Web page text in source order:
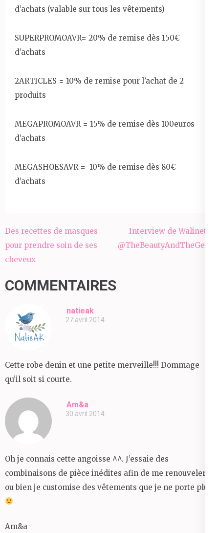
d’achats (valable sur tous les vêtements)
SUPERPROMOAVR= 20% de remise dès 150€
d’achats
2ARTICLES = 10% de remise pour l’achat de 2
produits
MEGAPROMOAVR = 15% de remise dès 100euros
d’achats
MEGASHOESAVR = 10% de remise dès 80€
d’achats
Navigation
de
l’article
Des recettes de masques
pour prendre soin de ses
cheveux
Interview de Walinette
@TheBeautyAndTheGeek
COMMENTAIRES
natieak
27 avril 2014
Cette robe denin et une petite merveille!!! Dommage
qu’il soit si courte.
Am&a
30 avril 2014
Oh je connais cette angoisse ^^. J’essaie des
combinaisons de pièce inédites afin de me renouveler
ou bien je customise des vêtements que je ne porte plus.
Am&a